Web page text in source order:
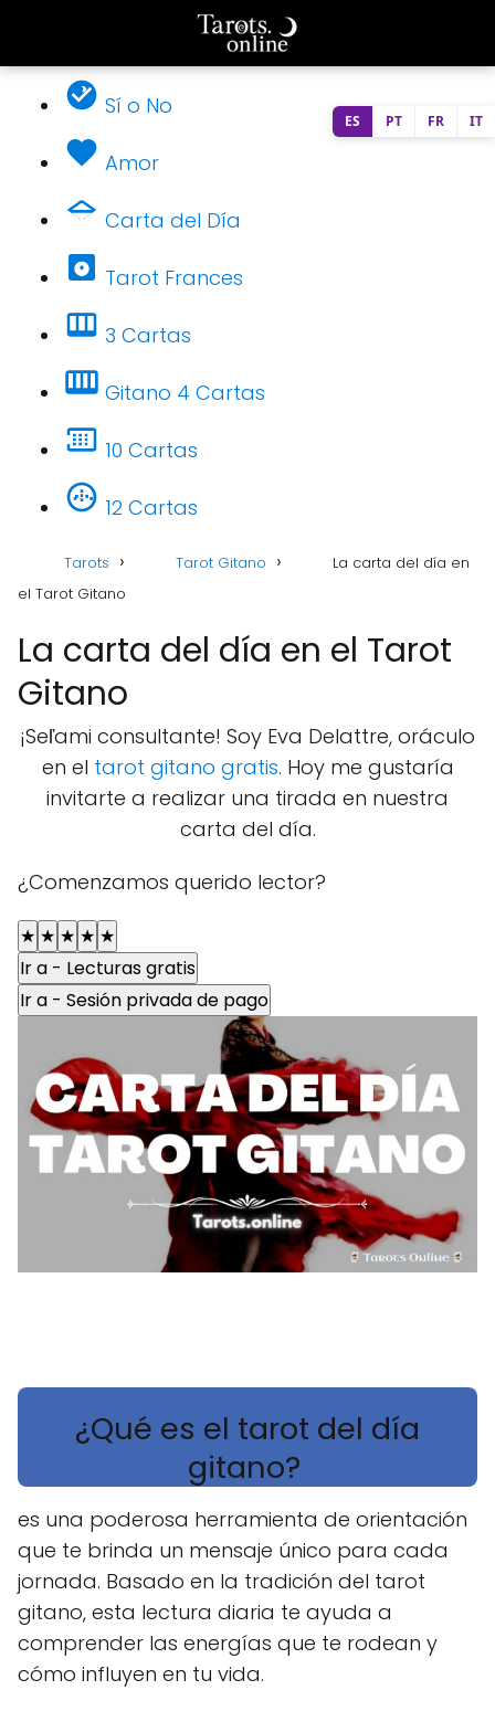
Sí o No
Amor
Carta del Día
Tarot Frances
3 Cartas
Gitano 4 Cartas
10 Cartas
12 Cartas
Tarots Tarot Gitano
La carta del día en
el Tarot Gitano
La carta del día en el Tarot
Gitano
¡Seľami consultante! Soy Eva Delattre, oráculo
en el tarot gitano gratis. Hoy me gustaría
invitarte a realizar una tirada en nuestra
carta del día.
¿Comenzamos querido lector?
★ ★ ★ ★ ★
Ir a - Lecturas gratis
Ir a - Sesión privada de pago
¿Qué es el tarot del día
gitano?
es una poderosa herramienta de orientación
que te brinda un mensaje único para cada
jornada. Basado en la tradición del tarot
gitano, esta lectura diaria te ayuda a
comprender las energías que te rodean y
cómo influyen en tu vida.
ES PT FR IT